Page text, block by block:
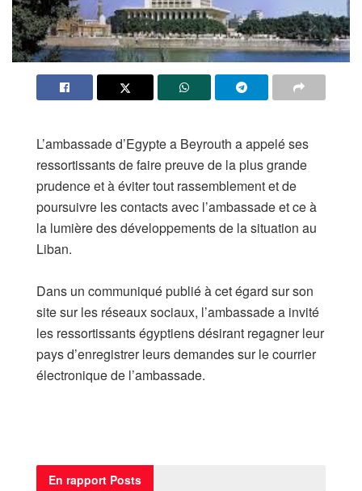
L’ambassade d’Egypte a Beyrouth a appelé ses
ressortissants de faire preuve de la plus grande
prudence et à éviter tout rassemblement et de
poursuivre les contacts avec l’ambassade et ce à
la lumière des développements de la situation au
Liban.
Dans un communiqué publié à cet égard sur son
site sur les réseaux sociaux, l’ambassade a invité
les ressortissants égyptiens désirant regagner leur
pays d’enregistrer leurs demandes sur le courrier
électronique de l’ambassade.
En rapport Posts